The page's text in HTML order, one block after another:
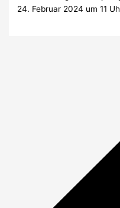
24. Februar 2024 um 11